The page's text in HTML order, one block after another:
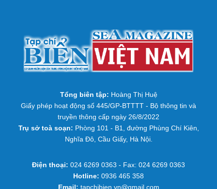
Tổng biên tập: Hoàng Thị Huệ
Giấy phép hoạt động số 445/GP-BTTTT - Bộ thông tin và
truyền thông cấp ngày 26/8/2022
Trụ sở toà soạn: Phòng 101 - B1, đường Phùng Chí Kiên,
Nghĩa Đô, Cầu Giấy, Hà Nội.
Điện thoại: 024 6269 0363 - Fax: 024 6269 0363
Hotline: 0936 465 358
Email: tapchibien.vn@gmail.com